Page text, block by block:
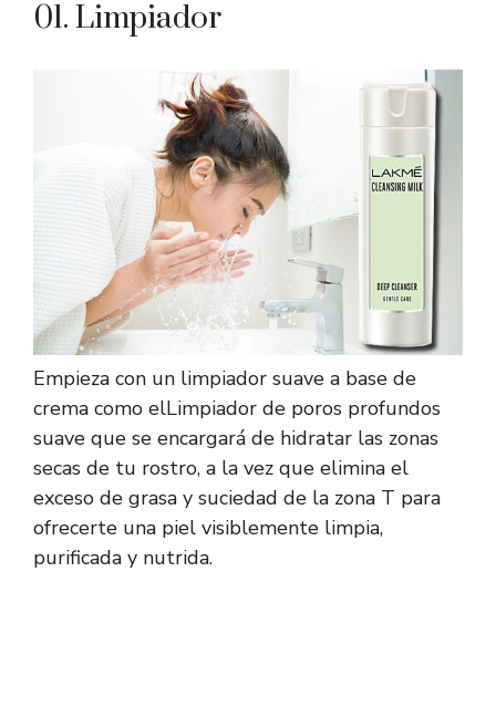
01. Limpiador
Empieza con un limpiador suave a base de
crema como elLimpiador de poros profundos
suave que se encargará de hidratar las zonas
secas de tu rostro, a la vez que elimina el
exceso de grasa y suciedad de la zona T para
ofrecerte una piel visiblemente limpia,
purificada y nutrida.